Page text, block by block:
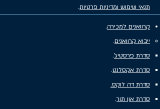
תנאי שימוש ומדיניות פרטיות.
קרוואנים למכירה.
ייבוא קרוואנים.
סדרת פרסטיג'.
סדרת אקסלנט.
סדרת דה לוקס.
סדרת און תור.